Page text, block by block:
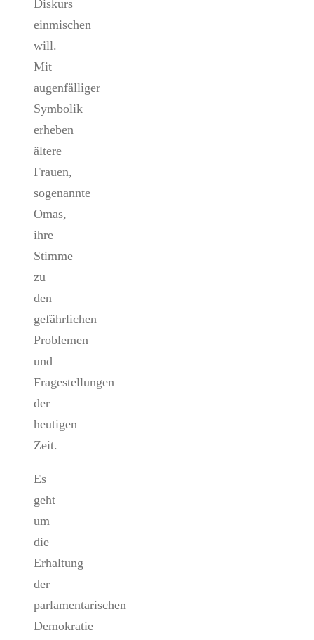
Diskurs
einmischen
will.
Mit
augenfälliger
Symbolik
erheben
ältere
Frauen,
sogenannte
Omas,
ihre
Stimme
zu
den
gefährlichen
Problemen
und
Fragestellungen
der
heutigen
Zeit.
Es
geht
um
die
Erhaltung
der
parlamentarischen
Demokratie